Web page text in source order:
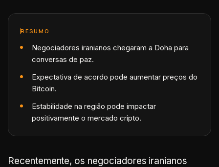
RESUMO
Negociadores iranianos chegaram a Doha para
conversas de paz.
Expectativa de acordo pode aumentar preços do
Bitcoin.
Estabilidade na região pode impactar
positivamente o mercado cripto.
Recentemente, os negociadores iranianos